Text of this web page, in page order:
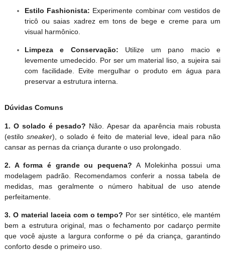
Estilo Fashionista: Experimente combinar com vestidos de
tricô ou saias xadrez em tons de bege e creme para um
visual harmônico.
Limpeza e Conservação: Utilize um pano macio e
levemente umedecido. Por ser um material liso, a sujeira sai
com facilidade. Evite mergulhar o produto em água para
preservar a estrutura interna.
Dúvidas Comuns
1. O solado é pesado? Não. Apesar da aparência mais robusta
(estilosneaker), o solado é feito de material leve, ideal para não
cansar as pernas da criança durante o uso prolongado.
2. A forma é grande ou pequena? A Molekinha possui uma
modelagem padrão. Recomendamos conferir a nossa tabela de
medidas, mas geralmente o número habitual de uso atende
perfeitamente.
3. O material laceia com o tempo? Por ser sintético, ele mantém
bem a estrutura original, mas o fechamento por cadarço permite
que você ajuste a largura conforme o pé da criança, garantindo
conforto desde o primeiro uso.